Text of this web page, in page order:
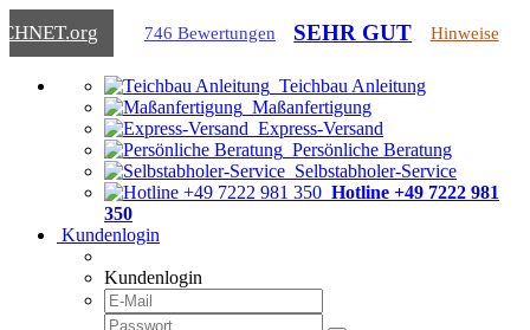
.org 746 Bewertungen SEHR GUT Hinweise
Teichbau Anleitung
Maßanfertigung
Express-Versand
Persönliche Beratung
Selbstabholer-Service
Hotline +49 7222 981
350
Kundenlogin
Kundenlogin